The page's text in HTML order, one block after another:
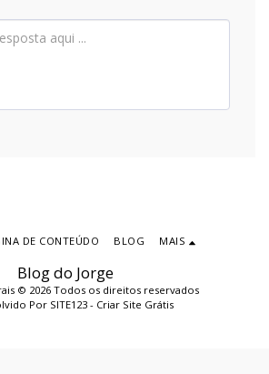
Blog do Jorge
© 2026 Todos os direitos reservados
Por SITE123- Criar Site Grátis
DE CONTEÚDO BLOG MAIS